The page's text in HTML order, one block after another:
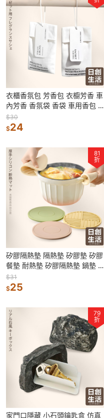
衣櫃香氛包 芳香包 衣櫥芳香 車
內芳香 香氛袋 香袋 車用香包 汽
車芳香 衣櫃芳香 衣物香氛袋
$30
$24
81
折
矽膠隔熱墊 隔熱墊 矽膠墊 矽膠
餐墊 耐熱墊 矽膠隔熱墊 鍋墊 餐
桌墊 防熱墊 隔熱餐墊
$31
$25
79
折
家門口隱藏 小石頭鑰匙盒 仿真